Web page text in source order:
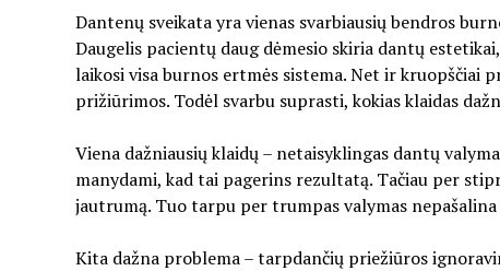
Dantenų sveikata yra vienas svarbiausių bendros
Daugelis pacientų daug dėmesio skiria dantų
laikosi visa burnos ertmės sistema. Net ir
prižiūrimos. Todėl svarbu suprasti, kokias klaidas
Viena dažniausių klaidų – netaisyklingas dantų
manydami, kad tai pagerins rezultatą. Tačiau per
jautrumą. Tuo tarpu per trumpas valymas
Kita dažna problema – tarpdančių priežiūros